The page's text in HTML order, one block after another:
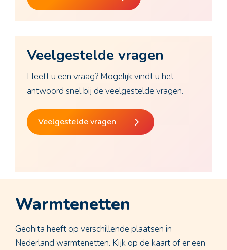
Veelgestelde vragen
Heeft u een vraag? Mogelijk vindt u het
antwoord snel bij de veelgestelde vragen.
Veelgestelde vragen
Warmtenetten
Geohita heeft op verschillende plaatsen in
Nederland warmtenetten. Kijk op de kaart of er een